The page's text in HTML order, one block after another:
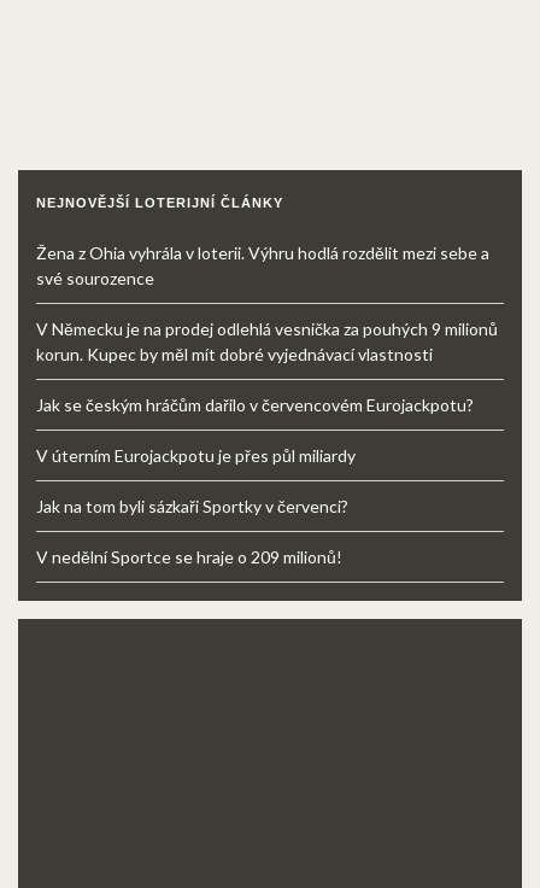
NEJNOVĚJŠÍ LOTERIJNÍ ČLÁNKY
Žena z Ohia vyhrála v loterii. Výhru hodlá rozdělit mezi sebe a
své sourozence
V Německu je na prodej odlehlá vesnička za pouhých 9 milionů
korun. Kupec by měl mít dobré vyjednávací vlastnosti
Jak se českým hráčům dařilo v červencovém Eurojackpotu?
V úterním Eurojackpotu je přes půl miliardy
Jak na tom byli sázkaři Sportky v červenci?
V nedělní Sportce se hraje o 209 milionů!